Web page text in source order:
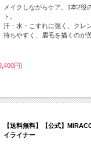
メイクしながらケア。1本2役
ト。
汗・水・こすれに強く、クレ
持ちやすく、眉毛を描くのが
円)
【送料無料】【公式】
イライナー